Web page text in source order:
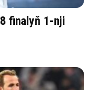
finalyň 1-nji